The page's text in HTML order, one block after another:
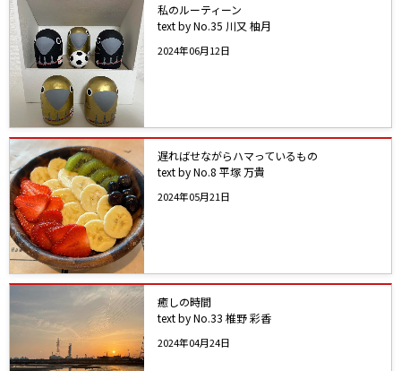
私のルーティーン
text by No.35 川又 柚月
2024年06月12日
遅ればせながらハマっているもの
text by No.8 平塚 万貴
2024年05月21日
癒しの時間
text by No.33 椎野 彩香
2024年04月24日